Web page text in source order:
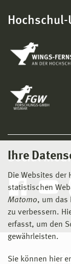
Ihre
Die Websites der
statistischen
Matomo, um das
zu verbessern.
erfasst, um den
gewährleisten.
Sie können hier
Social